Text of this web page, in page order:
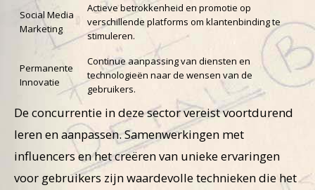
Social Media
Marketing
Actieve betrokkenheid en promotie op
verschillende platforms om klantenbinding te
stimuleren.
Permanente
Innovatie
Continue aanpassing van diensten en
technologieën naar de wensen van de
gebruikers.
De concurrentie in deze sector vereist voortdurend
leren en aanpassen. Samenwerkingen met
influencers en het creëren van unieke ervaringen
voor gebruikers zijn waardevolle technieken die het